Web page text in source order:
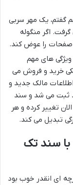
گفتم، یک مهر سربی
اگر منگوله
صفحات را عوض کند.
ویژگی های مهم
خرید و فروش می
مالک جدید و
ثبت می شد و سند
تغییر کرده و هر
تبدیل می کند.
با سند تک
ای انقدر خوب بود